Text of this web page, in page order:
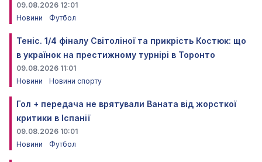
09.08.2026 12:01
Новини
Футбол
Теніс. 1/4 фіналу Світоліної та прикрість Костюк: що
в українок на престижному турнірі в Торонто
09.08.2026 11:01
Новини
Новини спорту
Гол + передача не врятували Ваната від жорсткої
критики в Іспанії
09.08.2026 10:01
Новини
Футбол